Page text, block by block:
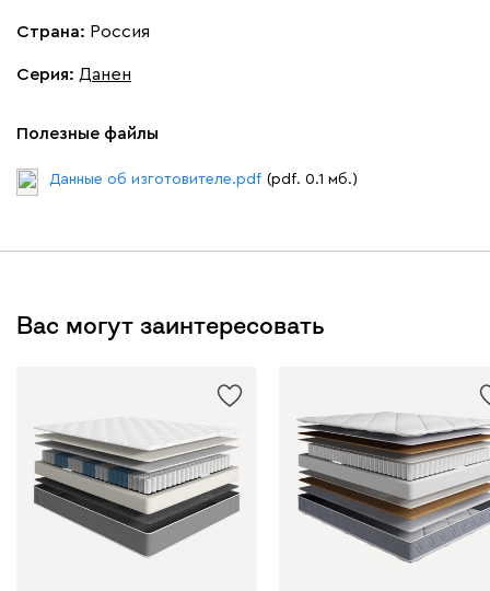
Страна: Россия
Серия: Данен
Полезные файлы
Данные об изготовителе.pdf (pdf. 0.1 мб.)
Вас могут заинтересовать